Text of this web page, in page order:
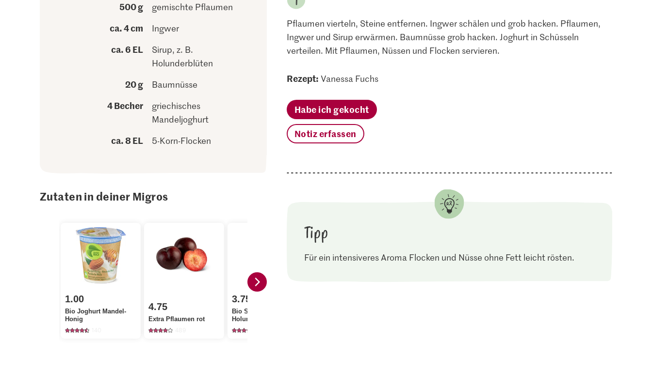
500 g gemischte Pflaumen
ca. 4 cm Ingwer
ca. 6 EL
Sirup, z. B.
Holunderblüten
20 g Baumnüsse
4 Becher
griechisches
Mandeljoghurt
ca. 8 EL 5-Korn-Flocken
Zutaten in deiner Migros
1.00
Bio Joghurt Mandel-
Honig
4.75
Extra Pflaumen rot
3.75
Bio Sirup
Holunderblüten
Pflaumen vierteln, Steine entfernen. Ingwer schälen und grob hacken. Pflaumen,
Ingwer und Sirup erwärmen. Baumnüsse grob hacken. Joghurt in Schüsseln
verteilen. Mit Pflaumen, Nüssen und Flocken servieren.
Rezept: Vanessa Fuchs
Habe ich gekocht
Notiz erfassen
Tipp
Für ein intensiveres Aroma Flocken und Nüsse ohne Fett leicht rösten.